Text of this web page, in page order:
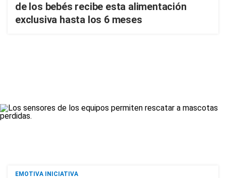
de los bebés recibe esta alimentación
exclusiva hasta los 6 meses
EMOTIVA INICIATIVA